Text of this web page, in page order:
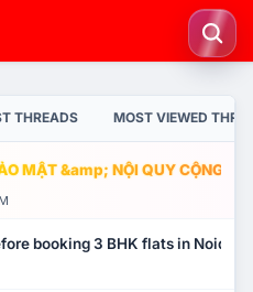
THREADS MOST VIEWED
MẬT &amp; NỘI QUY CỘNG
booking 3 BHK flats in Noida?